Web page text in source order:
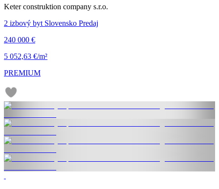
Keter construktion company s.r.o.
2 izbový byt Slovensko Predaj
240 000 €
5 052,63 €/m²
PREMIUM